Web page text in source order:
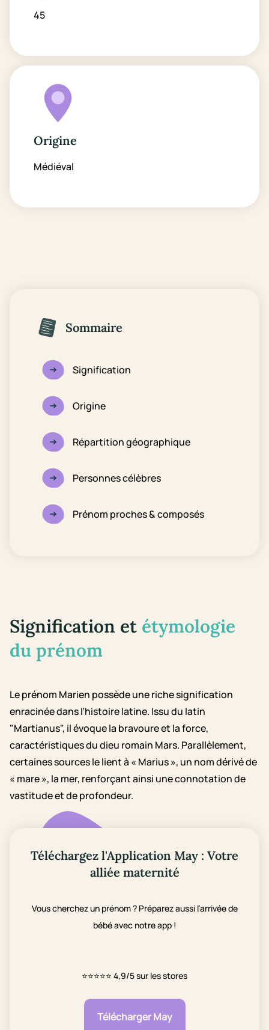
45
Origine
Médiéval
Sommaire
Signification
Origine
Répartition géographique
Personnes célèbres
Prénom proches & composés
Signification et étymologie
du prénom
Le prénom Marien possède une riche signification
enracinée dans l’histoire latine. Issu du latin
"Martianus", il évoque la bravoure et la force,
caractéristiques du dieu romain Mars. Parallèlement,
certaines sources le lient à « Marius », un nom dérivé de
« mare », la mer, renforçant ainsi une connotation de
vastitude et de profondeur.
Téléchargez l'Application May : Votre
alliée maternité
Vous cherchez un prénom ? Préparez aussi l’arrivée de
bébé avec notre app !
⭐⭐⭐⭐⭐ 4,9/5 sur les stores
Télécharger May